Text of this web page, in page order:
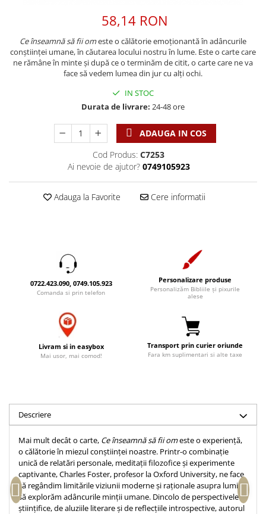
Familie
Viata de familie
Harfe / Partituri
Instrumente pastorale
Resurse studiu biblic
Instrumente teologice
Alte studii
Dictionare
Enciclopedii
Marturii
Romane
Meditatii
Pedagogie
Poezii
Reviste
Jurnale
Jurnal de Rugaciune
Limba Engleza
Foarte puternici
Obiecte decorative
Produse din lemn
Accesorii birou
Rame foto
Pungi cadou cu versete
Statuete
Sticle apa
Suport pentru pahar
Tablouri
Tablouri canvas
Termos
Alte suveniruri
Carti postale
Timisoara
Alte suveniruri
Suport pahar
Tablouri
Transilvania
58,14 RON
Ce înseamnă să fii omeste o călătorie emoționantă în adâncurile
conștiinței umane, în căutarea locului nostru în lume. Este o carte care
ne rămâne în minte și după ce o terminăm de citit, o carte care ne va
face să vedem lumea din jur cu alți ochi.
IN STOC
Durata de livrare: 24-48 ore
ADAUGA IN COS
Cod Produs: C7253
Ai nevoie de ajutor? 0749105923
Adauga la Favorite Cere informatii
0722.423.090, 0749.105.923
Comanda si prin telefon
Personalizare produse
Personalizăm Bibliile și pixurile
alese
Livram si in easybox
Mai usor, mai comod!
Transport prin curier oriunde
Fara km suplimentari si alte taxe
Descriere
Mai mult decât o carte, Ce înseamnă să fii omeste o experiență,
o călătorie în miezul conștiinței noastre. Printr-o combinație
unică de relatări personale, meditații filozofice și experimente
captivante, Charles Foster, profesor la Oxford University, ne face
să regândim limitările viziunii moderne și raționale asupra lumii și
să explorăm adâncurile minții umane. Dincolo de perspectivele
științifice, de aluziile literare și de reflecțiile introspective, autorul